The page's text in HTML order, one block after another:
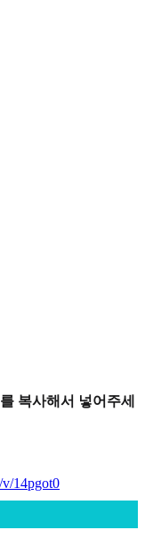
복사해서 넣어주세
14pgot0